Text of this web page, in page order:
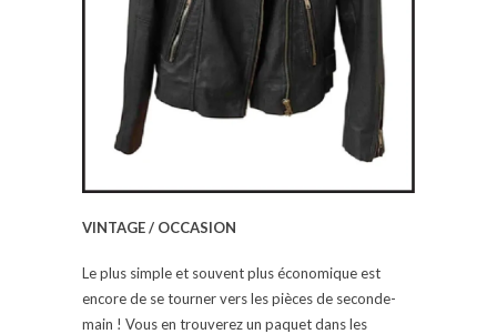
VINTAGE / OCCASION
Le plus simple et souvent plus économique est
encore de se tourner vers les pièces de seconde-
main ! Vous en trouverez un paquet dans les